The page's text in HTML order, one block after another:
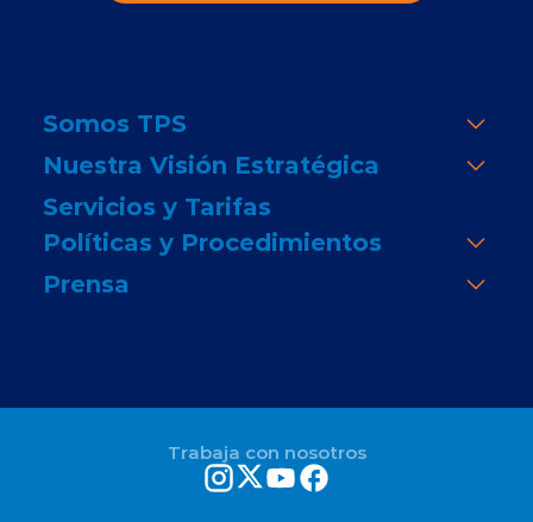
Somos TPS
Nuestra Visión Estratégica
Servicios y Tarifas
Políticas y Procedimientos
Prensa
Trabaja con nosotros